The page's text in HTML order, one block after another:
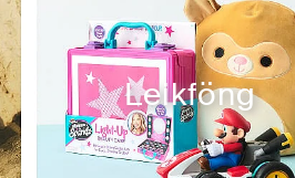
Leikföng